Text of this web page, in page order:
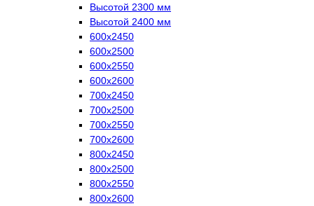
Высотой 2300 мм
Высотой 2400 мм
600х2450
600х2500
600х2550
600х2600
700х2450
700х2500
700х2550
700х2600
800х2450
800х2500
800х2550
800х2600